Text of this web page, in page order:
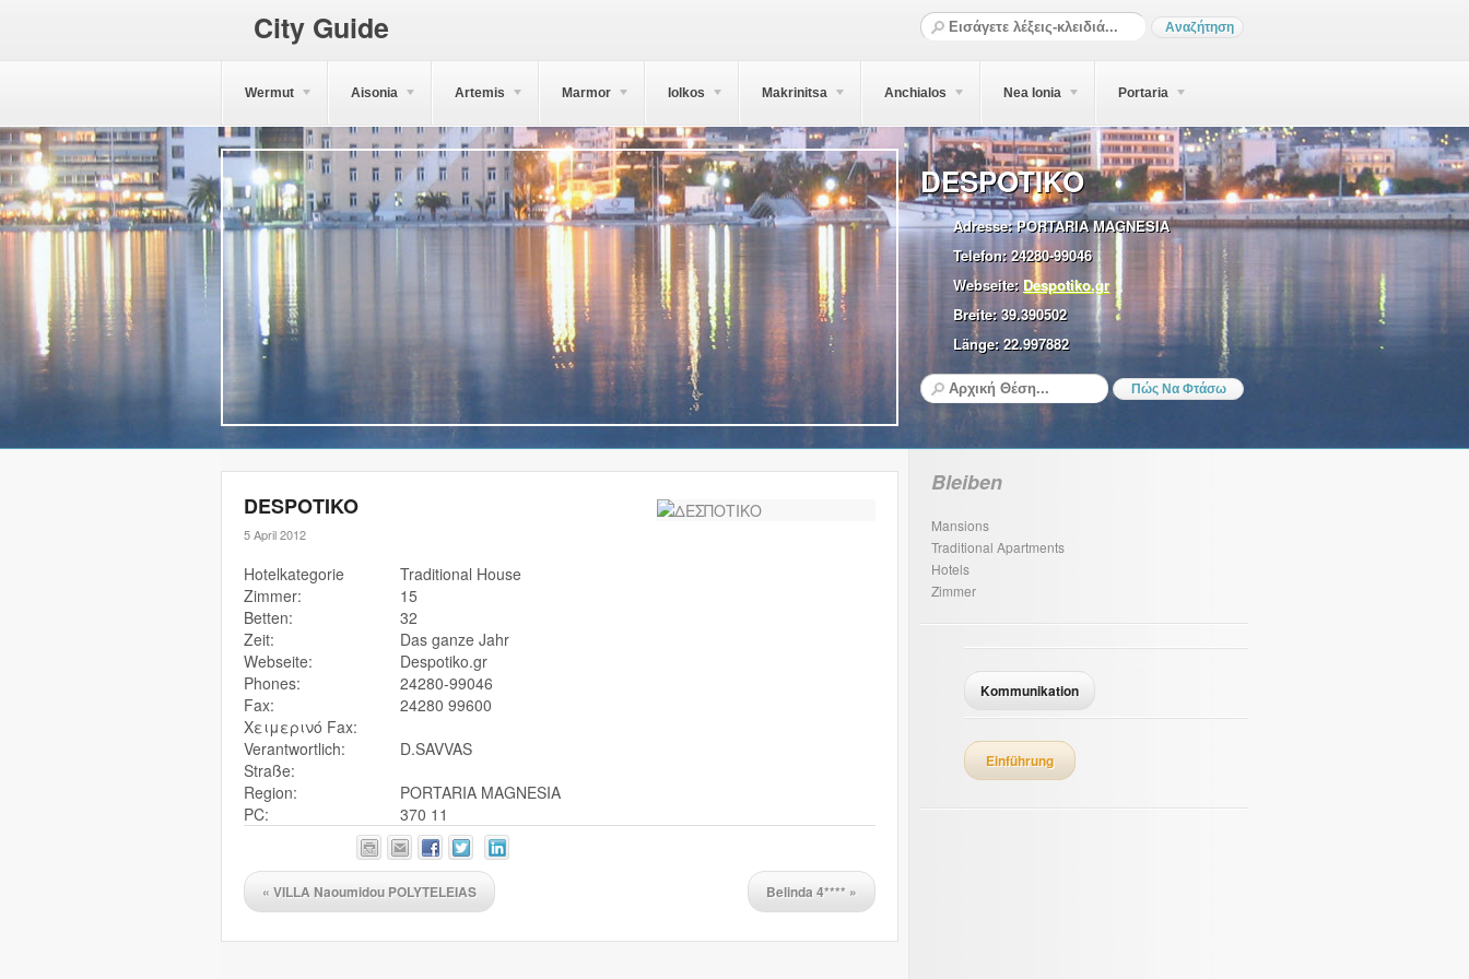
City Guide
Wermut Aisonia Artemis Marmor Iolkos Makrinitsa Anchialos Nea Ionia Portaria
DESPOTIKO
Adresse:PORTARIA MAGNESIA
Telefon:24280-99046
Webseite: Despotiko.gr
Breite:39.390502
Länge: 22.997882
DESPOTIKO
5 April 2012
Hotelkategorie
Traditional House
Zimmer:
15
Betten:
32
Zeit:
Das ganze Jahr
Webseite:
Despotiko.gr
Phones:
24280-99046
Fax:
24280 99600
Χειμερινό Fax:
Verantwortlich:
D.SAVVAS
Straße:
Region:
PORTARIA MAGNESIA
PC:
370 11
« VILLA Naoumidou POLYTELEIAS Belinda 4**** »
Bleiben
Mansions
Traditional Apartments
Hotels
Zimmer
Kommunikation
Einführung